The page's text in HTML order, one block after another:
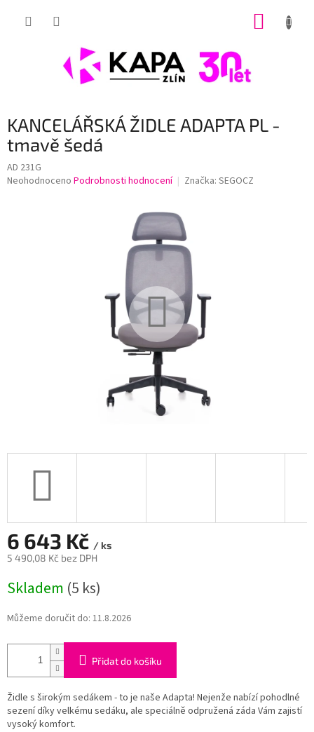
KANCELÁŘSKÁ ŽIDLE ADAPTA PL -
tmavě šedá
AD 231G
Průměrné
Neohodnoceno Podrobnosti hodnocení Značka: SEGOCZ
6 643 Kč / ks
5 490,08 Kč bez DPH
cena:
Skladem (5 ks)
Můžeme doručit do: 11.8.2026
Přidat do košíku
Židle s širokým sedákem - to je naše Adapta! Nejenže nabízí pohodlné
sezení díky velkému sedáku, ale speciálně odpružená záda Vám zajistí
vysoký komfort.